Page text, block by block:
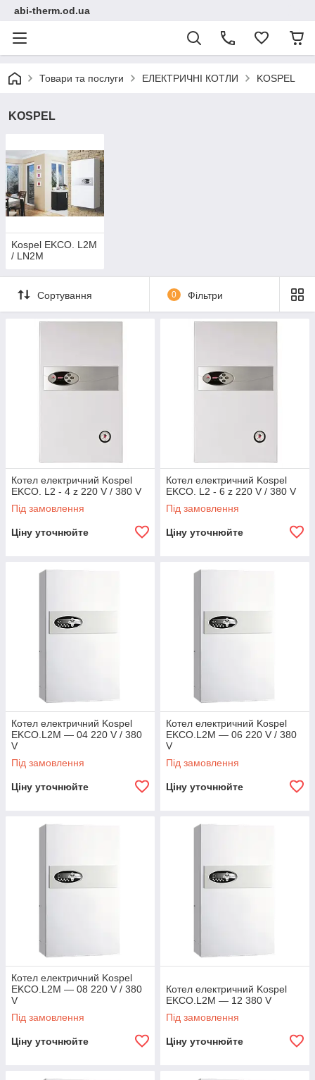
abi-therm.od.ua
Товари та послуги ЕЛЕКТРИЧНІ КОТЛИ KOSPEL
KOSPEL
Kospel EKCO. L2M
/ LN2M
Сортування 0 Фільтри
Котел електричний Kospel
EKCO. L2 - 4 z 220 V / 380 V
Під замовлення
Ціну уточнюйте
Котел електричний Kospel
EKCO. L2 - 6 z 220 V / 380 V
Під замовлення
Ціну уточнюйте
Котел електричний Kospel
EKCO.L2M — 04 220 V / 380
V
Під замовлення
Ціну уточнюйте
Котел електричний Kospel
EKCO.L2M — 06 220 V / 380
V
Під замовлення
Ціну уточнюйте
Котел електричний Kospel
EKCO.L2M — 08 220 V / 380
V
Під замовлення
Ціну уточнюйте
Котел електричний Kospel
EKCO.L2M — 12 380 V
Під замовлення
Ціну уточнюйте